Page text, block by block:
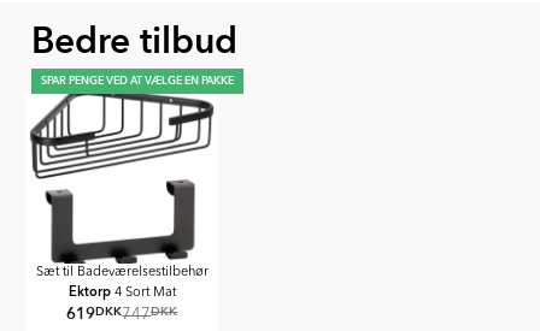
Bedre tilbud
SPAR PENGE VED AT VÆLGE EN PAKKE
Sæt til Badeværelsestilbehør
Ektorp4 Sort Mat
619DKK747DKK